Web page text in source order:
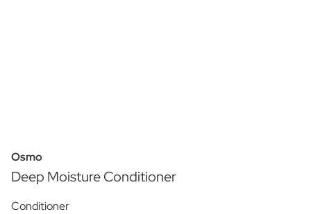
Osmo
Deep Moisture Conditioner
Conditioner